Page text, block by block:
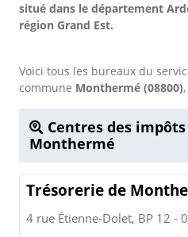
situé dans le département
région Grand Est.
Voici tous les bureaux du
commune Monthermé (08800)
Centres des
Monthermé
Trésorerie de
4 rue Étienne-Dolet, BP 12 -